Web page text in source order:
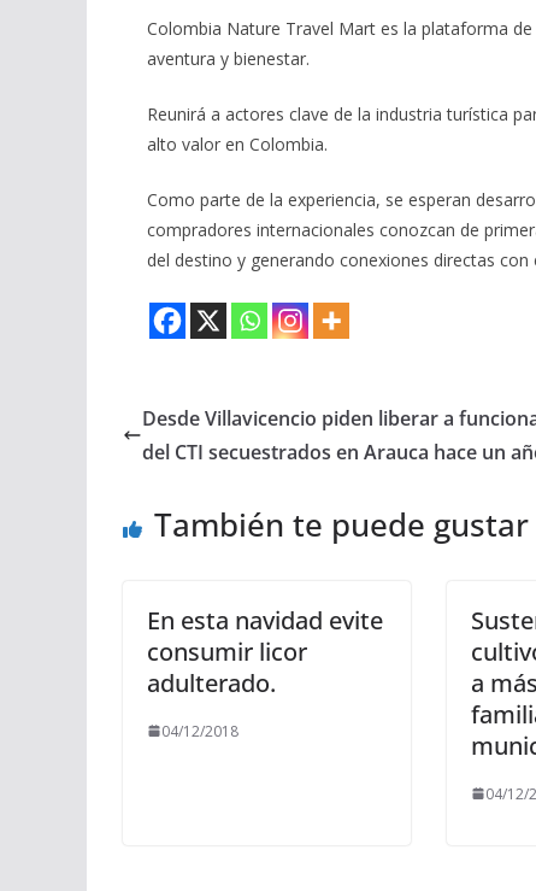
Colombia Nature Travel Mart es la plataforma
aventura y bienestar.
Reunirá a actores clave de la industria turística
alto valor en Colombia.
Como parte de la experiencia, se esperan
compradores internacionales conozcan de
del destino y generando conexiones directas con
Desde Villavicencio piden liberar a
del CTI secuestrados en Arauca hace un
También te puede gustar
En esta navidad evite
consumir licor
adulterado.
04/12/2018
a
04/12/